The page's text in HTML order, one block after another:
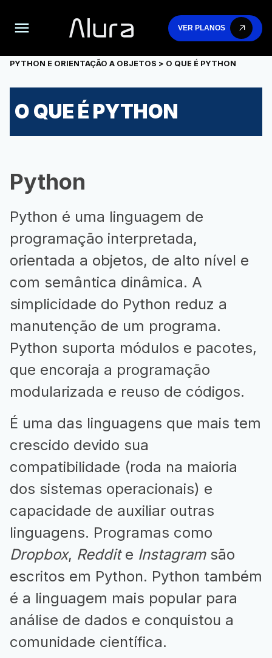
VER PLANOS
PYTHON E ORIENTAÇÃO A OBJETOS > O QUE É PYTHON
O QUE É PYTHON
Python
Python é uma linguagem de
programação interpretada,
orientada a objetos, de alto nível e
com semântica dinâmica. A
simplicidade do Python reduz a
manutenção de um programa.
Python suporta módulos e pacotes,
que encoraja a programação
modularizada e reuso de códigos.
É uma das linguagens que mais tem
crescido devido sua
compatibilidade (roda na maioria
dos sistemas operacionais) e
capacidade de auxiliar outras
linguagens. Programas como
Dropbox, Reddite Instagramsão
escritos em Python. Python também
é a linguagem mais popular para
análise de dados e conquistou a
comunidade científica.